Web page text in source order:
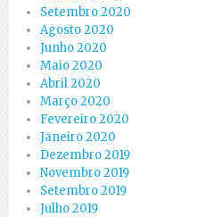
Setembro 2020
Agosto 2020
Junho 2020
Maio 2020
Abril 2020
Março 2020
Fevereiro 2020
Janeiro 2020
Dezembro 2019
Novembro 2019
Setembro 2019
Julho 2019